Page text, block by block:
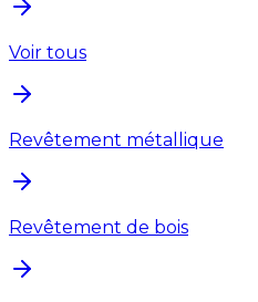
Voir tous
Revêtement métallique
Revêtement de bois